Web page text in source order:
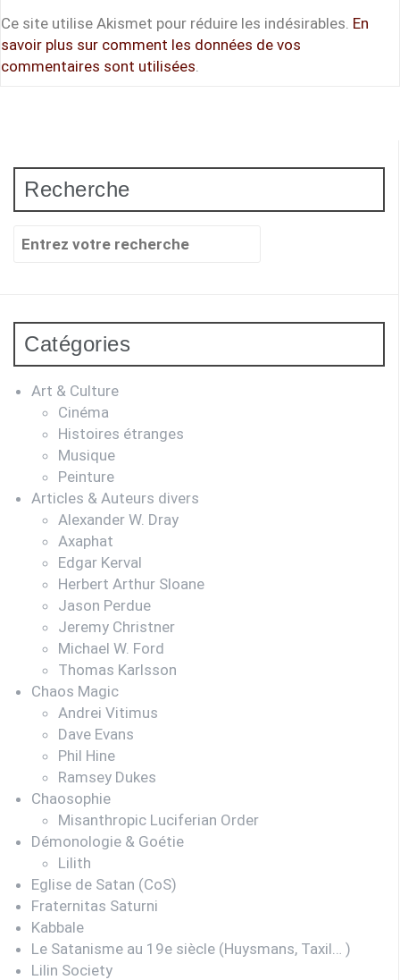
Ce site utilise Akismet pour réduire les indésirables. En
savoir plus sur comment les données de vos
commentaires sont utilisées
Recherche
Recherche
Catégories
Art & Culture
Cinéma
Histoires étranges
Musique
Peinture
Articles & Auteurs divers
Alexander W. Dray
Axaphat
Edgar Kerval
Herbert Arthur Sloane
Jason Perdue
Jeremy Christner
Michael W. Ford
Thomas Karlsson
Chaos Magic
Andrei Vitimus
Dave Evans
Phil Hine
Ramsey Dukes
Chaosophie
Misanthropic Luciferian Order
Démonologie & Goétie
Lilith
Eglise de Satan (CoS)
Fraternitas Saturni
Kabbale
Le Satanisme au 19e siècle (Huysmans, Taxil… )
Lilin Society